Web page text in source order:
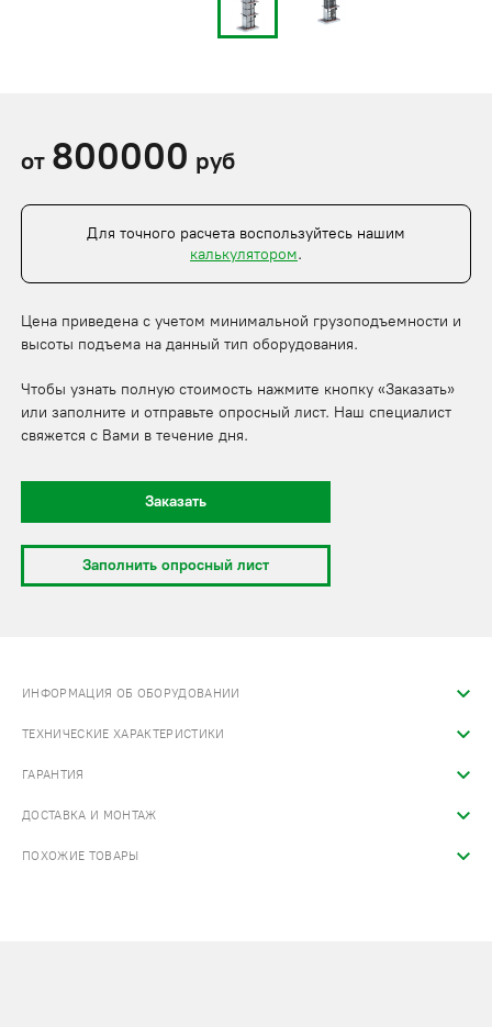
от 800000 руб
Для точного расчета воспользуйтесь нашим
калькулятором.
Цена приведена с учетом минимальной грузоподъемности и
высоты подъема на данный тип оборудования.
Чтобы узнать полную стоимость нажмите кнопку «Заказать»
или заполните и отправьте опросный лист. Наш специалист
свяжется с Вами в течение дня.
Заказать
Заполнить опросный лист
ИНФОРМАЦИЯ ОБ ОБОРУДОВАНИИ
ТЕХНИЧЕСКИЕ ХАРАКТЕРИСТИКИ
ГАРАНТИЯ
ДОСТАВКА И МОНТАЖ
ПОХОЖИЕ ТОВАРЫ